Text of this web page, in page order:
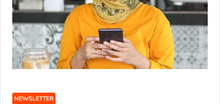
NEWSLETTER